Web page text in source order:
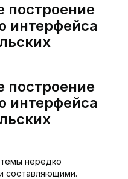
построение
интерфейса
построение
интерфейса
нередко
составляющими.